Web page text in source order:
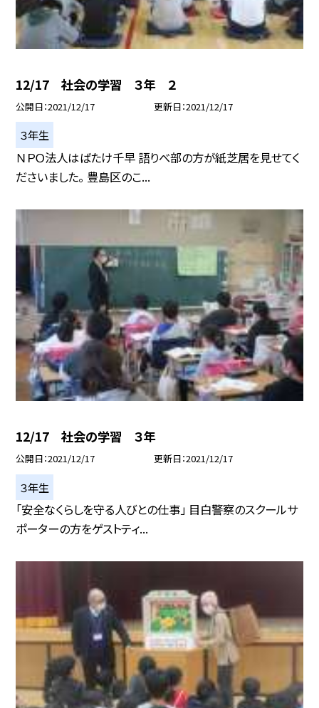
12/17 社会の学習 ３年 ２
公開日 2021/12/17 更新日 2021/12/17
３年生
ＮＰＯ法人はばたけ千早 語りべ部の方が紙芝居を見せてく
ださいました。 豊島区のこ...
12/17 社会の学習 ３年
公開日 2021/12/17 更新日 2021/12/17
３年生
「安全なくらしを守る人びとの仕事」 目白警察のスクールサ
ポーターの方をゲストティ...